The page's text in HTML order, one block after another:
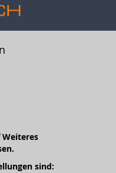
Weiteres
sind: